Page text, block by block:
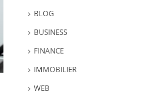
BLOG
BUSINESS
FINANCE
IMMOBILIER
WEB